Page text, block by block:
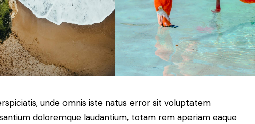
unde omnis iste natus error sit voluptatem
doloremque laudantium, totam rem aperiam eaque